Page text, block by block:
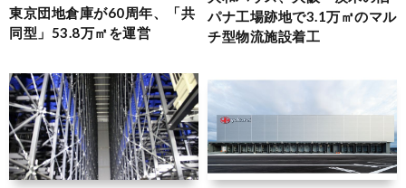
東京団地倉庫が60周年、「共
同型」53.8万㎡を運営
パナ工場跡地で3.1万㎡のマル
チ型物流施設着工